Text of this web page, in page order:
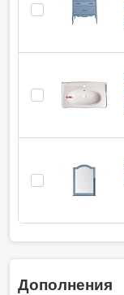
Дополнения